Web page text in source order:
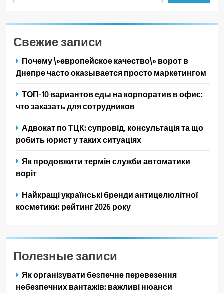
Свежие записи
Почему \»европейское качество\» ворот в
Днепре часто оказывается просто маркетингом
ТОП-10 вариантов еды на корпоратив в офис:
что заказать для сотрудников
Адвокат по ТЦК: супровід, консультація та що
робить юрист у таких ситуаціях
Як продовжити термін служби автоматики
воріт
Найкращі українські бренди антицелюлітної
косметики: рейтинг 2026 року
Полезные записи
Як організувати безпечне перевезення
небезпечних вантажів: важливі нюанси